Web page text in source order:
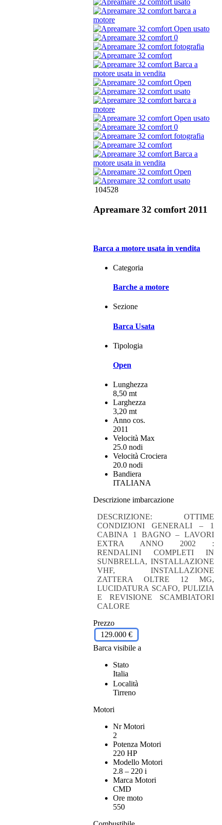
104528
Apreamare 32 comfort 2011
Barca a motore usata in vendita
Categoria
Barche a motore
Sezione
Barca Usata
Tipologia
Open
Lunghezza
8,50 mt
Larghezza
3,20 mt
Anno cos.
2011
Velocità Max
25.0 nodi
Velocità Crociera
20.0 nodi
Bandiera
ITALIANA
Descrizione imbarcazione
DESCRIZIONE: OTTIME
CONDIZIONI GENERALI – 1
CABINA 1 BAGNO – LAVORI
EXTRA ANNO 2002 :
RENDALINI COMPLETI IN
SUNBRELLA, INSTALLAZIONE
VHF, INSTALLAZIONE
ZATTERA OLTRE 12 MG,
LUCIDATURA SCAFO, PULIZIA
E REVISIONE SCAMBIATORI
CALORE
Prezzo
129.000 €
Barca visibile a
Stato
Italia
Località
Tirreno
Motori
Nr Motori
2
Potenza Motori
220 HP
Modello Motori
2.8 – 220 i
Marca Motori
CMD
Ore moto
550